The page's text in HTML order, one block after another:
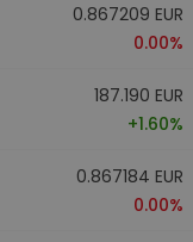
0.867209 EUR
0.00%
187.190 EUR
+1.60%
0.867184 EUR
0.00%